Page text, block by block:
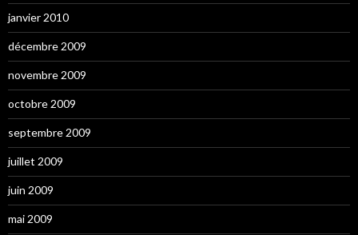
janvier 2010
décembre 2009
novembre 2009
octobre 2009
septembre 2009
juillet 2009
juin 2009
mai 2009